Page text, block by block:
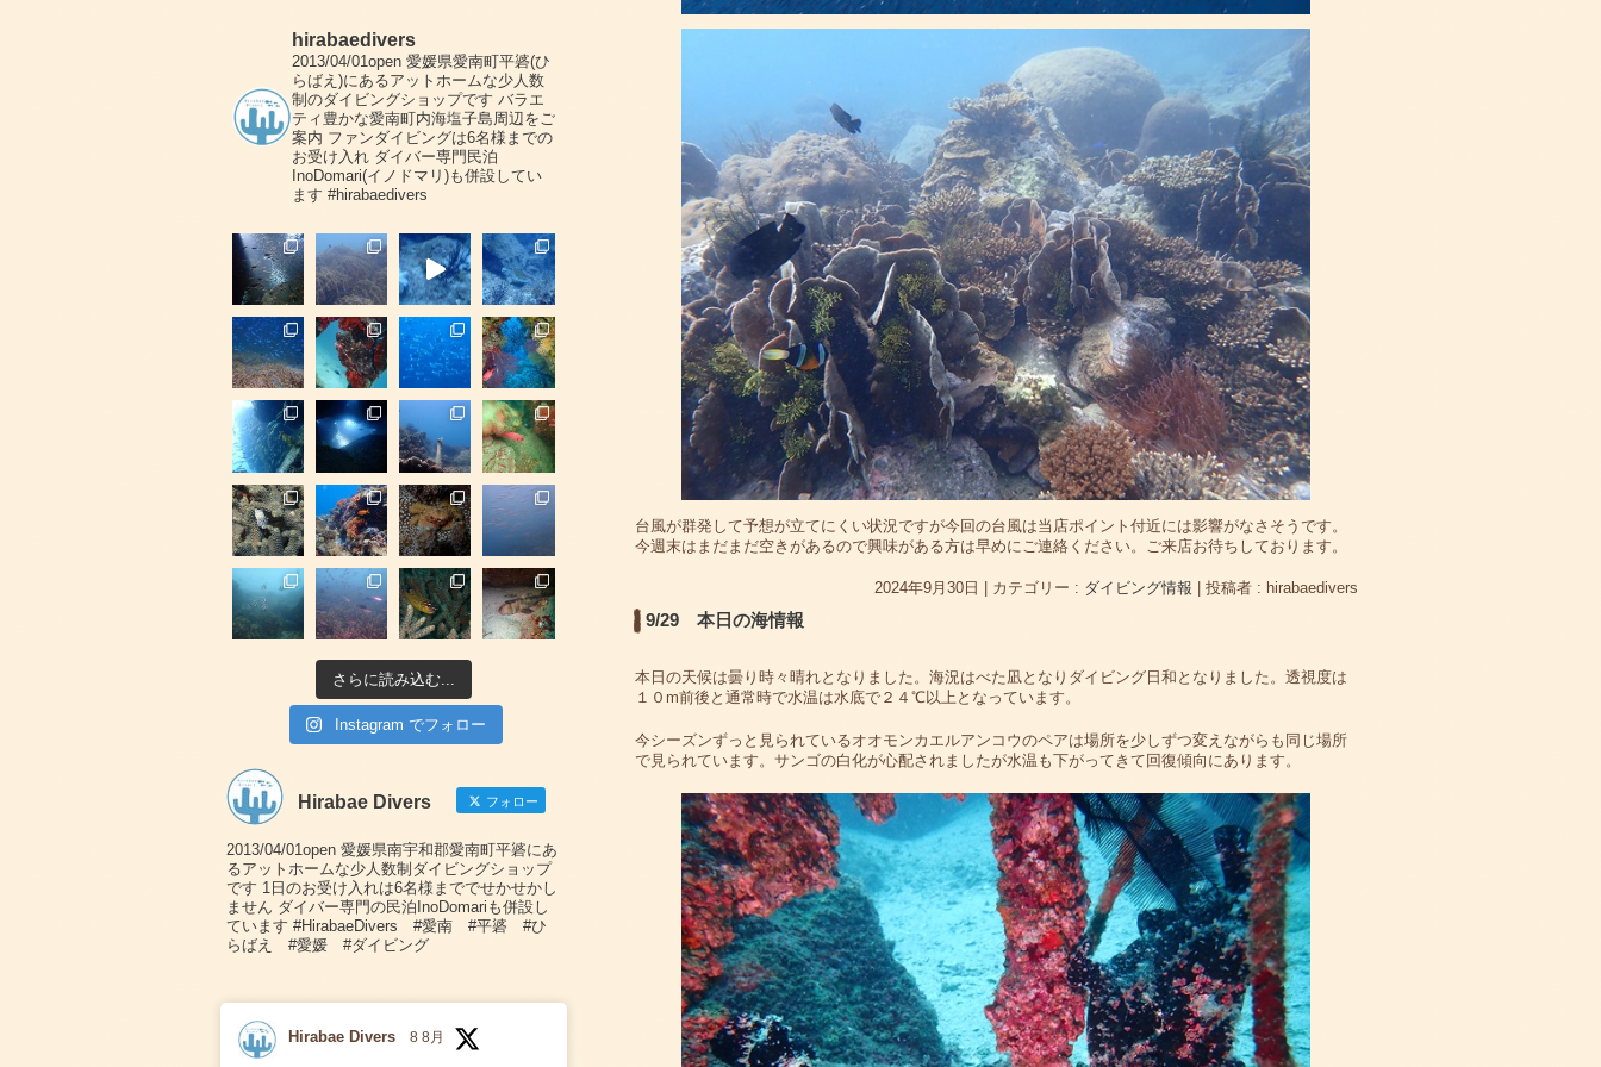
台風が群発して予想が立てにくい状況ですが今回の台風は当店ポイント付近には影響がなさそうです。
今週末はまだまだ空きがあるので興味がある方は早めにご連絡ください。ご来店お待ちしております。
2024年9月30日 カテゴリー : ダイビング情報 投稿者 : hirabaedivers
9/29 本日の海情報
本日の天候は曇り時々晴れとなりました。海況はべた凪となりダイビング日和となりました。透視度は
１０m前後と通常時で水温は水底で２４℃以上となっています。
今シーズンずっと見られているオオモンカエルアンコウのペアは場所を少しずつ変えながらも同じ場所
で見られています。サンゴの白化が心配されましたが水温も下がってきて回復傾向にあります。
hirabaedivers
2013/04/01open愛媛県愛南町平碆(ひ
らばえ)にあるアットホームな少人数
制のダイビングショップです バラエ
ティ豊かな愛南町内海塩子島周辺をご
案内 ファンダイビングは6名様までの
お受け入れダイバー専門民泊
InoDomari(イノドマリ)も併設してい
ます #hirabaedivers
さらに読み込む...
Instagram でフォロー
Hirabae Divers フォロー
2013/04/01open 愛媛県南宇和郡愛南町平碆にあ
るアットホームな少人数制ダイビングショップ
です 1日のお受け入れは6名様まででせかせかし
ません ダイバー専門の民泊InoDomariも併設し
ています #HirabaeDivers #愛南 #平碆 #ひ
らばえ #愛媛 #ダイビング
Hirabae Divers 8 8月